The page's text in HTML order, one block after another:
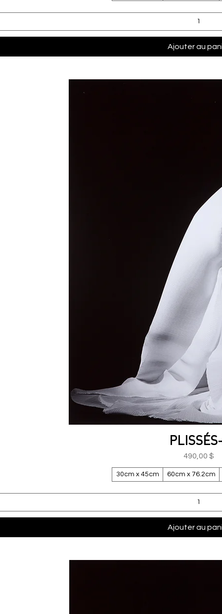
Ajouter au
Aperçu rapide
Prix
490,00 $
30cm x 45cm 60cm x 76.2cm
Ajouter au